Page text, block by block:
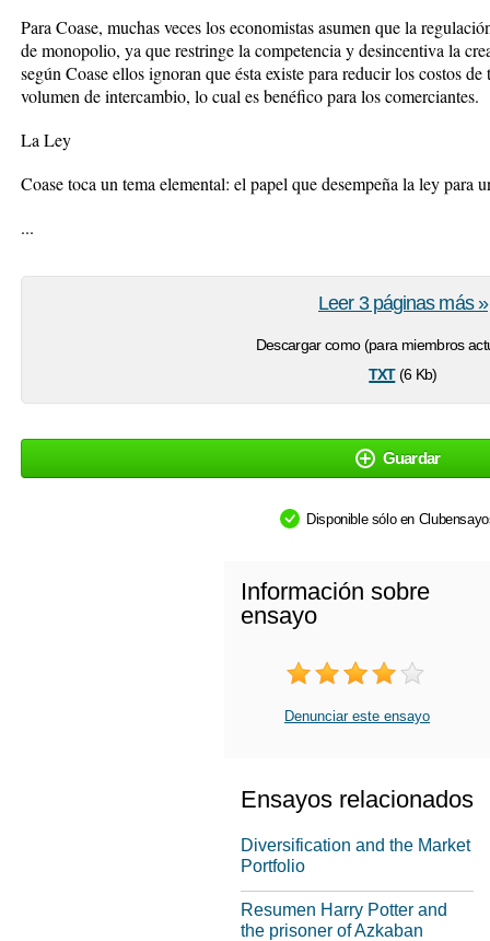
Para Coase, muchas veces los economistas asumen que la
de monopolio, ya que restringe la competencia y desincentiva la
según Coase ellos ignoran que ésta existe para reducir los costos
volumen de intercambio, lo cual es benéfico para los comerciantes.
La Ley
Coase toca un tema elemental: el papel que desempeña la ley para
...
Descargar como (para miembros
txt(6 Kb)
Leer 3 páginas más »
Guardar
Disponible sólo en
Información sobre
ensayo
Denunciar este ensayo
Ensayos relacionados
Diversification and the Market
Portfolio
Resumen Harry Potter and
the prisoner of Azkaban